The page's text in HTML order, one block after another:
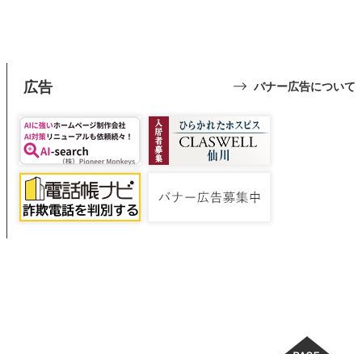
広告 バナー広告について